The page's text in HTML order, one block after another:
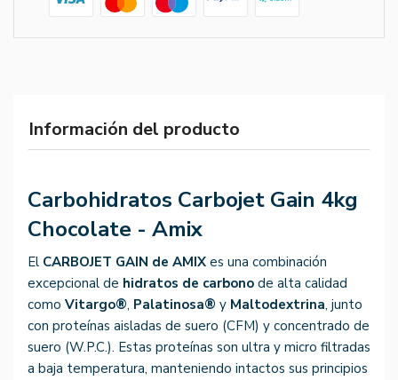
Información del producto
Carbohidratos Carbojet Gain 4kg
Chocolate - Amix
El CARBOJET GAIN de AMIX es una combinación
excepcional de hidratos de carbono de alta calidad
como Vitargo®, Palatinosa® y Maltodextrina, junto
con proteínas aisladas de suero (CFM) y concentrado de
suero (W.P.C.). Estas proteínas son ultra y micro filtradas
a baja temperatura, manteniendo intactos sus principios